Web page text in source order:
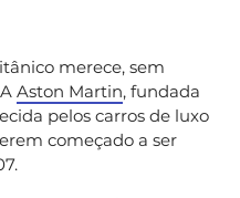
merece, sem
Aston Martin, fundada
pelos carros de luxo
começado a ser